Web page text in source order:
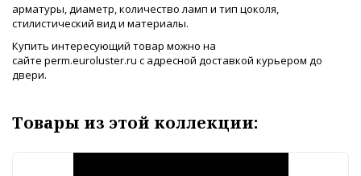
арматуры, диаметр, количество ламп и тип цоколя,
стилистический вид и материалы.
Купить интересующий товар можно на
сайте perm.euroluster.ru с адресной доставкой курьером до
двери.
Товары из этой коллекции: